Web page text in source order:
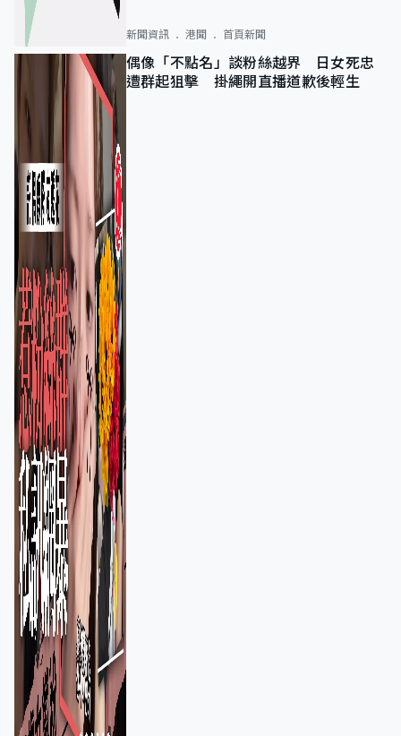
新聞資訊 港聞 首頁新聞
偶像「不點名」談粉絲越界 日女死忠
遭群起狙擊 掛繩開直播道歉後輕生